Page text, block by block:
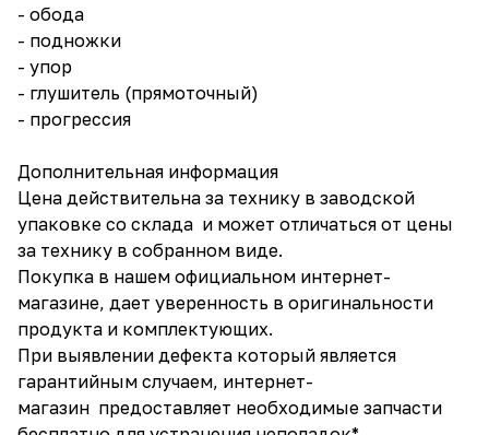
- обода
- подножки
- упор
- глушитель (прямоточный)
- прогрессия
Дополнительная информация
Цена действительна за технику в заводской
упаковке со склада и может отличаться от цены
за технику в собранном виде.
Покупка в нашем официальном интернет-
магазине, дает уверенность в оригинальности
продукта и комплектующих.
При выявлении дефекта который является
гарантийным случаем, интернет-
магазин предоставляет необходимые запчасти